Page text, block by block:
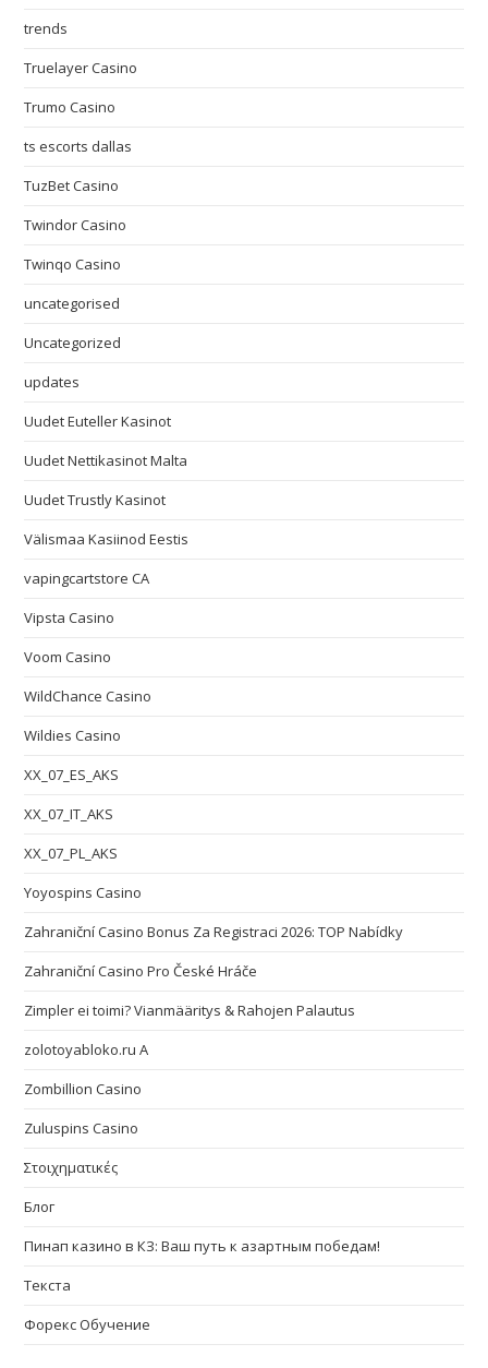
trends
Truelayer Casino
Trumo Casino
ts escorts dallas
TuzBet Casino
Twindor Casino
Twinqo Casino
uncategorised
Uncategorized
updates
Uudet Euteller Kasinot
Uudet Nettikasinot Malta
Uudet Trustly Kasinot
Välismaa Kasiinod Eestis
vapingcartstore CA
Vipsta Casino
Voom Casino
WildChance Casino
Wildies Casino
XX_07_ES_AKS
XX_07_IT_AKS
XX_07_PL_AKS
Yoyospins Casino
Zahraniční Casino Bonus Za Registraci 2026: TOP Nabídky
Zahraniční Casino Pro České Hráče
Zimpler ei toimi? Vianmääritys & Rahojen Palautus
zolotoyabloko.ru A
Zombillion Casino
Zuluspins Casino
Στοιχηματικές
Блог
Пинап казино в КЗ: Ваш путь к азартным победам!
Текста
Форекс Обучение